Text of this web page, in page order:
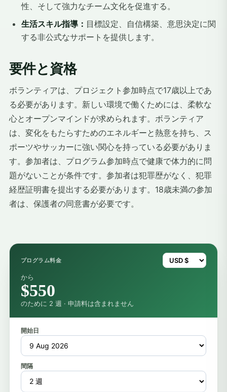
性、そして強力なチーム文化を促進する。
生活スキル指導： 目標設定、自信構築、意思決定に関
する非公式なサポートを提供します。
要件と資格
ボランティアは、プロジェクト参加時点で17歳以上であ
る必要があります。新しい環境で働くためには、柔軟な
心とオープンマインドが求められます。ボランティア
は、変化をもたらすためのエネルギーと熱意を持ち、ス
ポーツやサッカーに強い関心を持っている必要がありま
す。参加者は、プログラム参加時点で健康で体力的に問
題がないことが条件です。参加者は犯罪歴がなく、犯罪
経歴証明書を提出する必要があります。18歳未満の参加
者は、保護者の同意書が必要です。
プログラム料金
から
$550
のために 2 週 · 申請料は含まれません
開始日
間隔